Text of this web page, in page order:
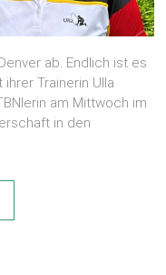
ab. Endlich ist es
Trainerin Ulla
am Mittwoch im
in den